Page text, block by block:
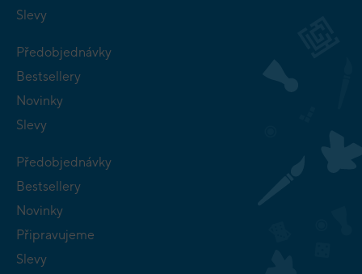
Slevy
Předobjednávky
Bestsellery
Novinky
Slevy
Předobjednávky
Bestsellery
Novinky
Připravujeme
Slevy